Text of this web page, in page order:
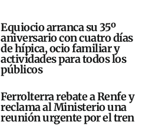
Equiocio arranca su 35º
aniversario con cuatro días
de hípica, ocio familiar y
actividades para todos los
públicos
Ferrolterra rebate a Renfe y
reclama al Ministerio una
reunión urgente por el tren